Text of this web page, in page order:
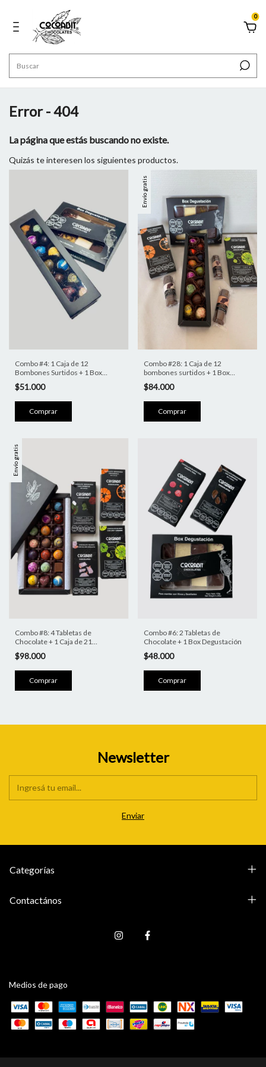
0
Error - 404
La página que estás buscando no existe.
Quizás te interesen los siguientes productos.
Combo #4: 1 Caja de 12
Bombones Surtidos + 1 Box
Degustación
$51.000
Envío gratis
Combo #28: 1 Caja de 12
bombones surtidos + 1 Box
Degustacion + 2 tabletas + 3
barritas
$84.000
Envío gratis
Combo #8: 4 Tabletas de
Chocolate + 1 Caja de 21
Bombones Surtidos
$98.000
Combo #6: 2 Tabletas de
Chocolate + 1 Box Degustación
$48.000
Newsletter
Categorías
Contactános
Medios de pago